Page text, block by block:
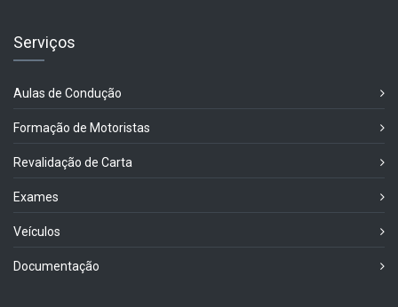
Serviços
Aulas de Condução
Formação de Motoristas
Revalidação de Carta
Exames
Veículos
Documentação